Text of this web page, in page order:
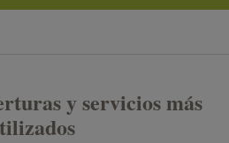
y servicios más